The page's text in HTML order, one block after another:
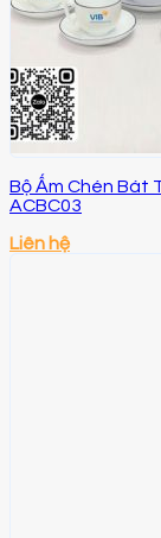
Bộ Ấm Chén Bát
ACBC03
Liên hệ